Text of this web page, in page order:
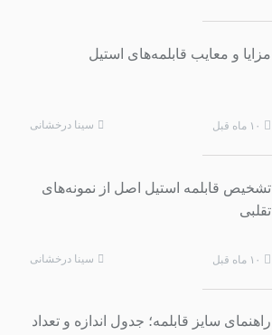
مزایا و معایب قابلمه‌های استیل
۱۰ ماه قبل سینا درخشانی
تشخیص قابلمه استیل اصل از نمونه‌های
تقلبی
۱۰ ماه قبل سینا درخشانی
راهنمای سایز قابلمه؛ جدول اندازه و تعداد